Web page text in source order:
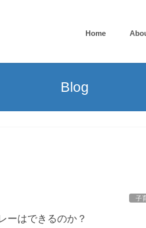
Home
Blog
子
ーはできるのか？